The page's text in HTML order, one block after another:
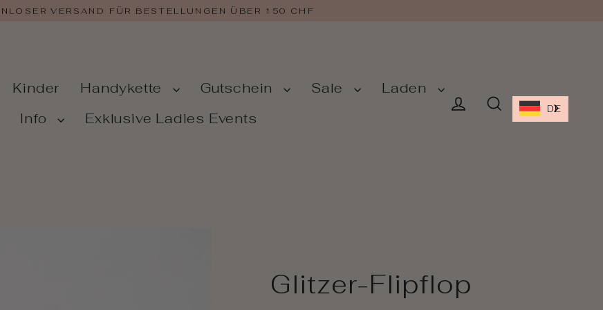
VERSAND FÜR BESTELLUNGEN ÜBER 150 CHF
Kinder Handykette Gutschein Sale
Laden
Info
Exklusive Ladies Events Einloggen
Suche
DE
Glitzer-Flipflop